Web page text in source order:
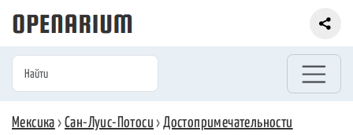
Мексика ›Сан-Луис-Потоси ›Достопримечательности